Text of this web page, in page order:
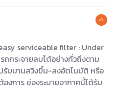
serviceable filter : Under
ถกระจายลมได้อย่างทั่วถึงตาม
รับบานสวิงขึ้น-ลงอัตโนมัติ หรือ
งการ ช่องระบายอากาศนี้ได้รับ